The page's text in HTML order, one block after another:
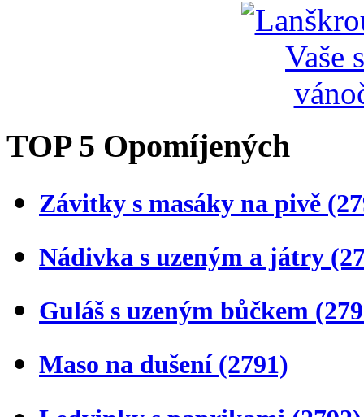
TOP 5 Opomíjených
Závitky s masáky na pivě
Nádivka s uzeným a játry
Guláš s uzeným bůčkem
Maso na dušení (2791)